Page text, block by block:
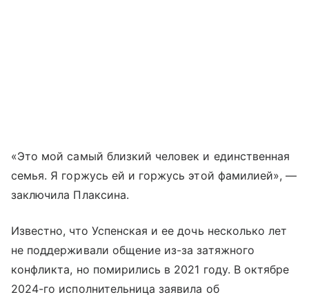
«Это мой самый близкий человек и единственная
семья. Я горжусь ей и горжусь этой фамилией», —
заключила Плаксина.
Известно, что Успенская и ее дочь несколько лет
не поддерживали общение из-за затяжного
конфликта, но помирились в 2021 году. В октябре
2024-го исполнительница заявила об